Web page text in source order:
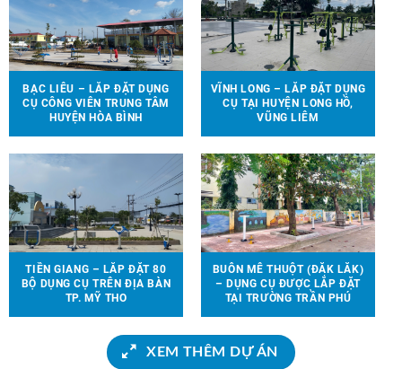
BẠC LIÊU – LẮP ĐẶT DỤNG
CỤ CÔNG VIÊN TRUNG TÂM
HUYỆN HÒA BÌNH
VĨNH LONG – LẮP ĐẶT DỤNG
CỤ TẠI HUYỆN LONG HỒ,
VŨNG LIÊM
TIỀN GIANG – LẮP ĐẶT 80
BỘ DỤNG CỤ TRÊN ĐỊA BÀN
TP. MỸ THO
BUÔN MÊ THUỘT (ĐẮK LẮK)
– DỤNG CỤ ĐƯỢC LẮP ĐẶT
TẠI TRƯỜNG TRẦN PHÚ
XEM THÊM DỰ ÁN